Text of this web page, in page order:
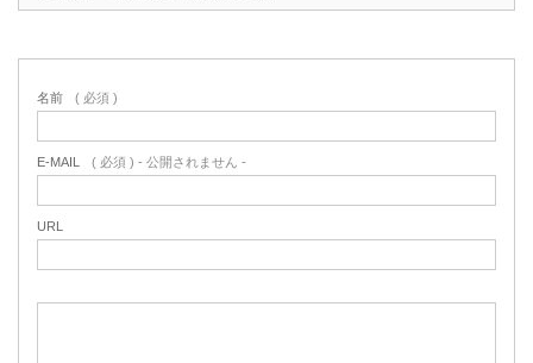
名前 ( 必須 )
E-MAIL ( 必須 ) - 公開されません -
URL